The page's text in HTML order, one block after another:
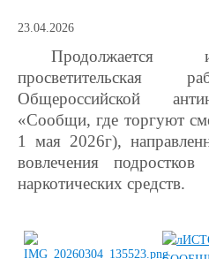
23.04.2026
Продолжается
Общероссийской
«Сообщи, где торгуют
1 мая 2026г),
вовлечения
наркотических средств.